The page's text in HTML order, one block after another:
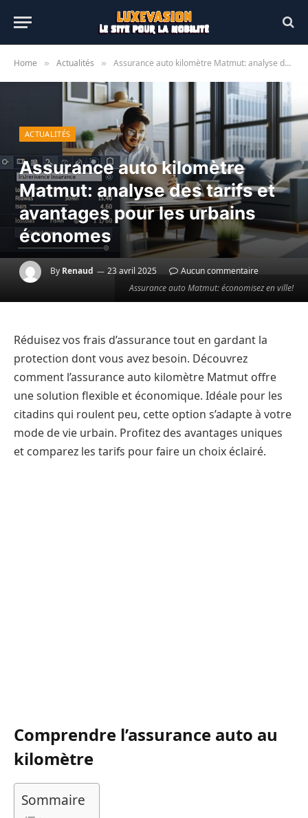
Home » Actualités » Assurance auto kilomètre Matmut: analyse des tarifs et avantages pour les urbains économes
Assurance auto Matmut: économisez en ville!
ACTUALITÉS
Assurance auto kilomètre
Matmut: analyse des tarifs et
avantages pour les urbains
économes
By Renaud 23 avril 2025 Aucun commentaire
Réduisez vos frais d’assurance tout en gardant la
protection dont vous avez besoin. Découvrez
comment l’assurance auto kilomètre Matmut offre
une solution flexible et économique. Idéale pour les
citadins qui roulent peu, cette option s’adapte à votre
mode de vie urbain. Profitez des avantages uniques
et comparez les tarifs pour faire un choix éclairé.
Comprendre l’assurance auto au
kilomètre
Sommaire